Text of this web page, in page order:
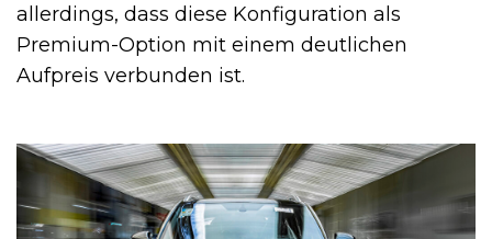
allerdings, dass diese Konfiguration als
Premium-Option mit einem deutlichen
Aufpreis verbunden ist.